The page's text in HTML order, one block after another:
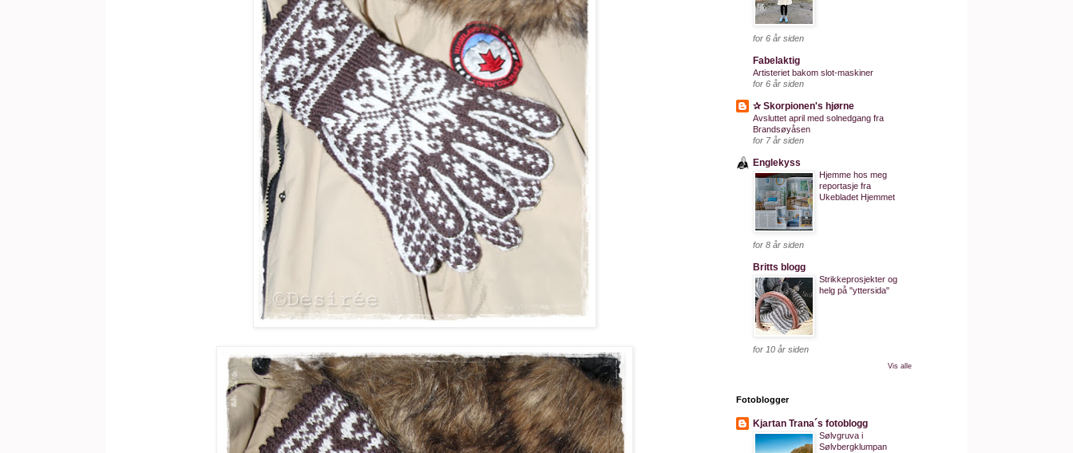
for 6 år siden
Fabelaktig
Artisteriet bakom slot-maskiner
for 6 år siden
✰ Skorpionen's hjørne
Avsluttet april med solnedgang fra
Brandsøyåsen
for 7 år siden
Englekyss
Hjemme hos meg
reportasje fra
Ukebladet Hjemmet
for 8 år siden
Britts blogg
Strikkeprosjekter og
helg på "yttersida"
for 10 år siden
Vis alle
Fotoblogger
Kjartan Trana´s fotoblogg
Sølvgruva i
Sølvbergklumpan